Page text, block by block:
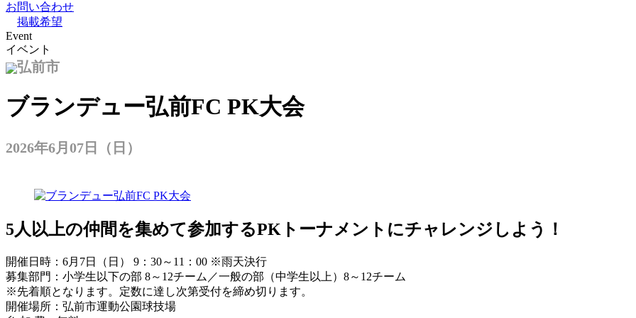
お問い合わせ
掲載希望
Event
イベント
弘前市
ブランデュー弘前FC PK大会
2026年6月07日（日）
5人以上の仲間を集めて参加するPKトーナメントにチャレンジしよう！
開催日時：6月7日（日） 9：30～11：00 ※雨天決行
募集部門：小学生以下の部 8～12チーム／一般の部（中学生以上）8～12チーム
※先着順となります。定数に達し次第受付を締め切ります。
開催場所：弘前市運動公園球技場